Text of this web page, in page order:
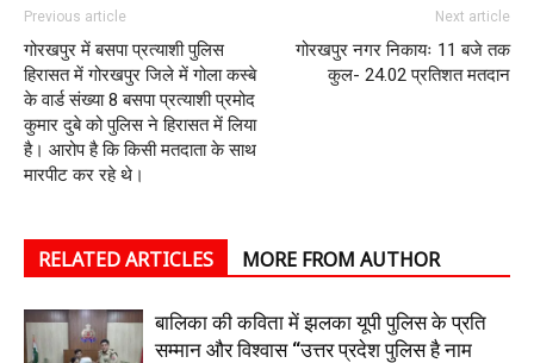
Previous article
गोरखपुर में बसपा प्रत्याशी पुलिस
हिरासत में गोरखपुर जिले में गोला कस्बे
के वार्ड संख्या 8 बसपा प्रत्याशी प्रमोद
कुमार दुबे को पुलिस ने हिरासत में लिया
है। आरोप है कि किसी मतदाता के साथ
मारपीट कर रहे थे।
Next article
गोरखपुर नगर निकायः 11 बजे तक
कुल- 24.02 प्रतिशत मतदान
RELATED ARTICLES MORE FROM AUTHOR
बालिका की कविता में झलका यूपी पुलिस के प्रति
सम्मान और विश्वास “उत्तर प्रदेश पुलिस है नाम